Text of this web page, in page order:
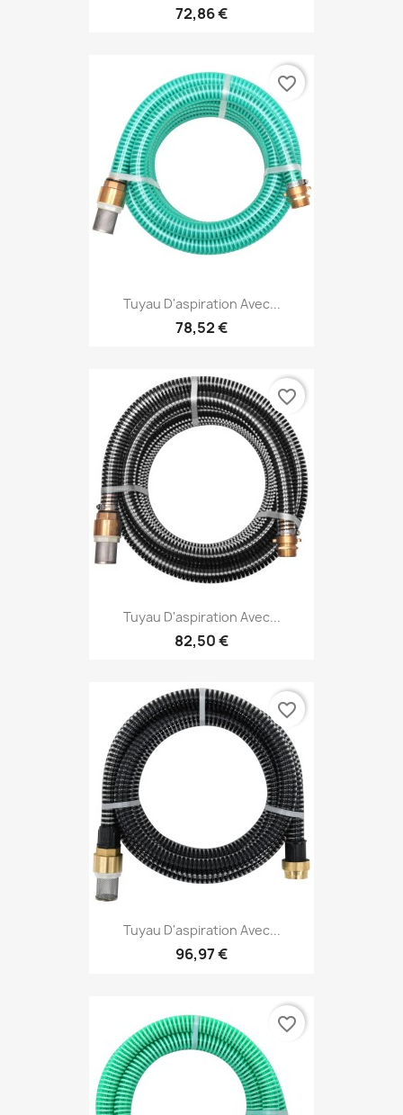
72,86 €
Tuyau D'aspiration Avec...
78,52 €
favorite_border
Tuyau D'aspiration Avec...
82,50 €
favorite_border
Tuyau D'aspiration Avec...
96,97 €
favorite_border
favorite_border